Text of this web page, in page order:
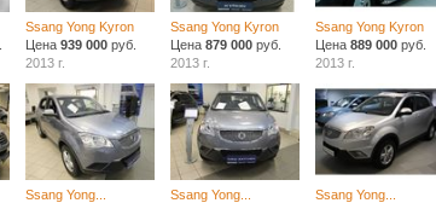
Ssang Yong Kyron
Цена939 000 руб.
2013 г.
Ssang Yong Kyron
Цена 879 000руб.
2013 г.
Ssang Yong Kyron
Цена 889 000руб.
2013 г.
Ssang Yong...
Ssang Yong...
Ssang Yong...